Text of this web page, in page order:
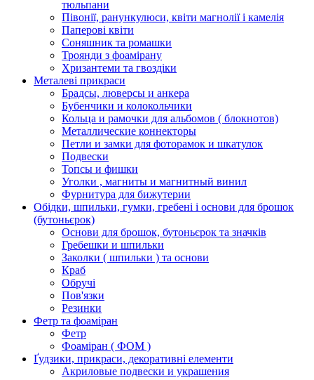
тюльпани
Півонії, ранункулюси, квіти магнолії і камелія
Паперові квіти
Соняшник та ромашки
Троянди з фоамірану
Хризантеми та гвоздіки
Металеві прикраси
Брадсы, люверсы и анкера
Бубенчики и колокольчики
Кольца и рамочки для альбомов ( блокнотов)
Металлические коннекторы
Петли и замки для фоторамок и шкатулок
Подвески
Топсы и фишки
Уголки , магниты и магнитный винил
Фурнитура для бижутерии
Обідки, шпильки, гумки, гребені і основи для брошок
(бутоньєрок)
Основи для брошок, бутоньєрок та значків
Гребешки и шпильки
Заколки ( шпильки ) та основи
Краб
Обручі
Пов'язки
Резинки
Фетр та фоаміран
Фетр
Фоаміран ( ФОМ )
Ґудзики, прикраси, декоративні елементи
Акриловые подвески и украшения